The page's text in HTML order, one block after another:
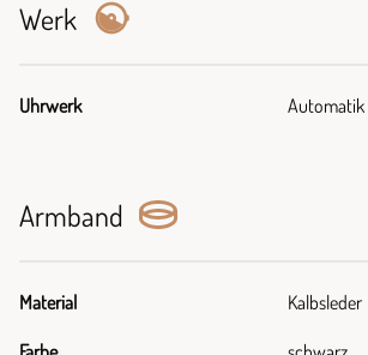
Werk
Uhrwerk Automatik
Armband
Material Kalbsleder